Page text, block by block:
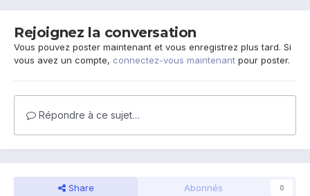
Rejoignez la conversation
Vous pouvez poster maintenant et vous enregistrez plus tard. Si
vous avez un compte, connectez-vous maintenant pour poster.
Répondre à ce sujet…
Share Abonnés 0